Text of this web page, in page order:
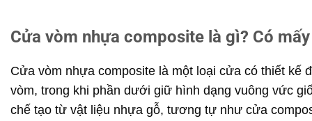
Cửa vòm nhựa composite là gì? Có
Cửa vòm nhựa composite là một loại cửa có thiết kế
vòm, trong khi phần dưới giữ hình dạng vuông vức
chế tạo từ vật liệu nhựa gỗ, tương tự như cửa